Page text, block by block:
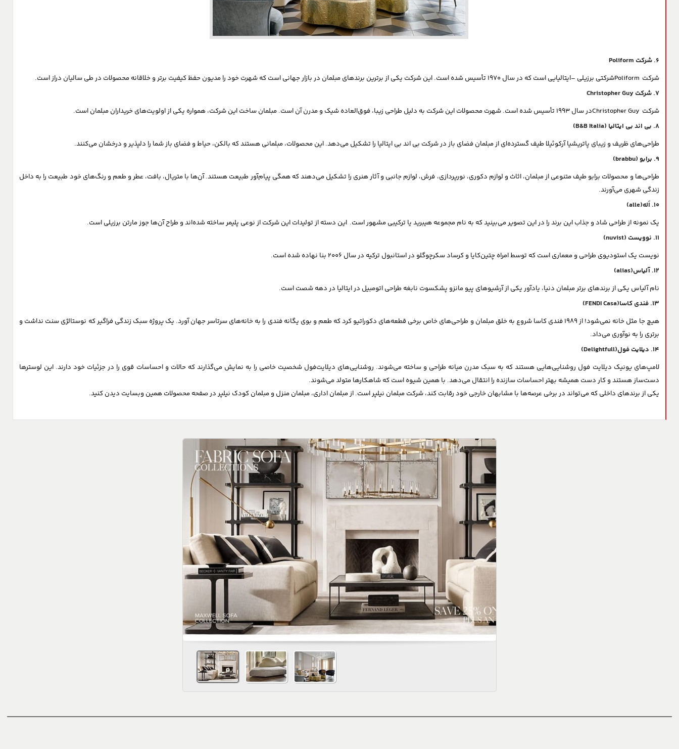
۶. شرکت Poliform
شرکت Poliformشرکتی برزیلی –ایتالیایی است که در سال ۱۹۷۰ تأسیس شده است. این شرکت یکی از برترین برندهای مبلمان در بازار جهانی است که شهرت خود را مدیون حفظ کیفیت برتر و خلاقانه محصولات در طی سالیان دراز است.
۷. شرکت Christopher Guy
شرکت Christopher Guyدر سال ۱۹۹۳ تأسیس شده است. شهرت محصولات این شرکت به دلیل طراحی زیبا، فوق‌العاده شیک و مدرن آن است. مبلمان ساخت این شرکت، همواره یکی از اولویت‌های خریداران مبلمان است.
8. بی اند بی ایتالیا (B&B Italia)
طراحی‌های ظریف و زیبای پاتریشیا آرکوئیلا طیف گسترده‌ای از مبلمان فضای باز در شرکت بی اند بی ایتالیا را تشکیل می‌دهد. این محصولات، مبلمانی هستند که بالکن، حیاط و فضای باز شما را دلپذیر و درخشان می‌کنند.
9. برابو (brabbu)
طراحی‌ها و محصولات برابو طیف متنوعی از مبلمان، اثاث و لوازم دکوری، نورپردازی، فرش، لوازم جانبی و آثار هنری را تشکیل می‌دهند که همگی پیام‌آور طبیعت هستند. آن‌ها با متریال، بافت، عطر و طعم و رنگ‌های خود طبیعت را به داخل
زندگی شهری می‌آورند.
10. اَله(alle)
یک نمونه از طراحی شاد و جذاب این برند را در این تصویر می‌بینید که به نام مجموعه هیبرید یا ترکیبی مشهور است. این دسته از تولیدات این شرکت از نوعی پلیمر ساخته شده‌اند و طراح آن‌ها جوز مارتن برزیلی است.
11. نوویست (nuvist)
نویست یک استودیوی طراحی و معماری است که توسط امراه چتین‌کایا و کرساد سکرچوگلو در استانبول ترکیه در سال ۲۰۰۶ بنا نهاده شده است.
12. آلیاس(alias)
نام آلیاس یکی از برند‌های برتر مبلمان دنیا، یادآور یکی از آرشیوهای پیو مانزو پشکسوت نابغه طراحی اتومبیل در ایتالیا در دهه شصت است.
13. فندی کاسا(FENDI Casa)
هیچ جا مثل خانه نمی‌شود! از ۱۹۸۹ فندی کاسا شروع به خلق مبلمان و طراحی‌های خاص برخی قطعه‌های دکوراتیو کرد که طعم و بوی یگانه فندی را به خانه‌های سرتاسر جهان آورد. یک پروژه سبک زندگی فراگیر که نوستالژی سنت نداشت و
برتری را به نوآوری می‌داد.
14. دیلایت فول(Delightfull)
لامپ‌های یونیک دیلایت فول روشنایی‌هایی هستند که به سبک مدرن میانه طراحی و ساخته می‌شوند. روشنایی‌های دیلایت‌فول شخصیت خاصی را به نمایش می‌گذارند که حالات و احساسات قوی را در جزئیات خود دارند. این لوسترها
دست‌ساز هستند و کار دست همیشه بهتر احساسات سازنده را انتقال می‌دهد. با همین شیوه است که شاهکارها متولد می‌شوند.
یکی از برندهای داخلی که می‌تواند در برخی عرصه‌ها با مشابهان خارجی خود رقابت کند، شرکت مبلمان نیلپر است. از مبلمان اداری، مبلمان منزل و مبلمان کودک نیلپر در صفحه محصولات همین وبسایت دیدن کنید.